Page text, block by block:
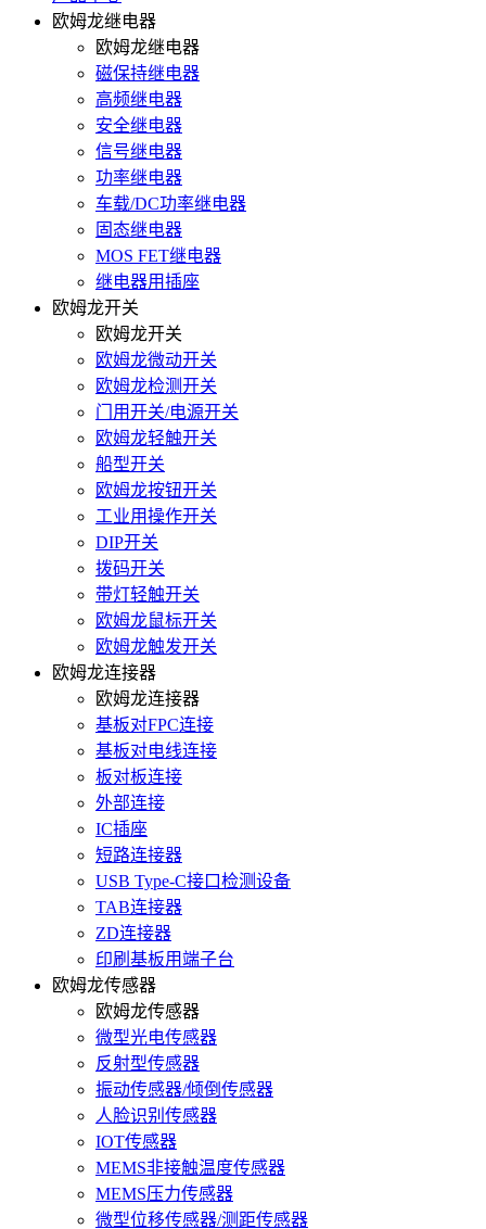
欧姆龙继电器
欧姆龙继电器
磁保持继电器
高频继电器
安全继电器
信号继电器
功率继电器
车载/DC功率继电器
固态继电器
MOS FET继电器
继电器用插座
欧姆龙开关
欧姆龙开关
欧姆龙微动开关
欧姆龙检测开关
门用开关/电源开关
欧姆龙轻触开关
船型开关
欧姆龙按钮开关
工业用操作开关
DIP开关
拨码开关
带灯轻触开关
欧姆龙鼠标开关
欧姆龙触发开关
欧姆龙连接器
欧姆龙连接器
基板对FPC连接
基板对电线连接
板对板连接
外部连接
IC插座
短路连接器
USB Type-C接口检测设备
TAB连接器
ZD连接器
印刷基板用端子台
欧姆龙传感器
欧姆龙传感器
微型光电传感器
反射型传感器
振动传感器/倾倒传感器
人脸识别传感器
IOT传感器
MEMS非接触温度传感器
MEMS压力传感器
微型位移传感器/测距传感器